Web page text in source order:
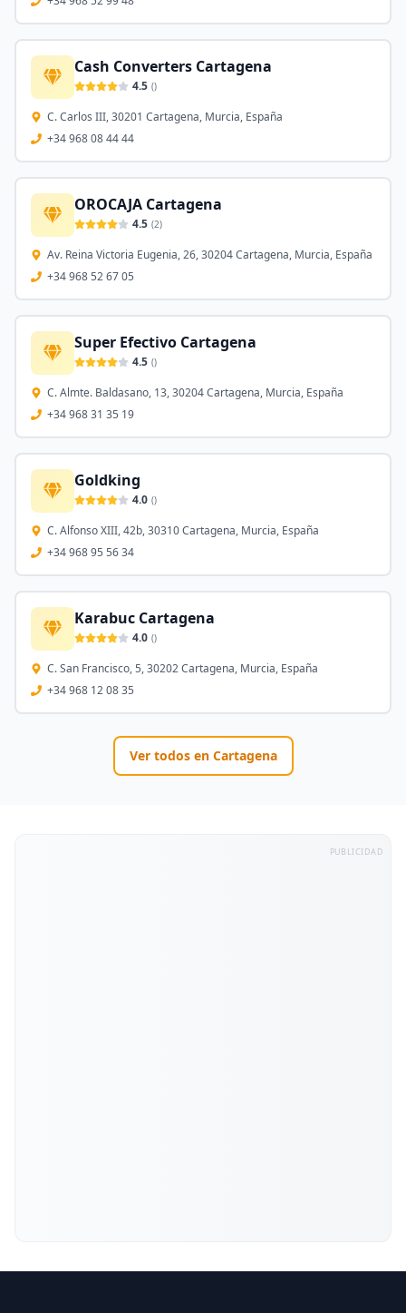
Cash Converters Cartagena
4.5 ()
C. Carlos III, 30201 Cartagena, Murcia, España
+34 968 08 44 44
OROCAJA Cartagena
4.5 (2)
Av. Reina Victoria Eugenia, 26, 30204 Cartagena, Murcia, España
+34 968 52 67 05
Super Efectivo Cartagena
4.5 ()
C. Almte. Baldasano, 13, 30204 Cartagena, Murcia, España
+34 968 31 35 19
Goldking
4.0 ()
C. Alfonso XIII, 42b, 30310 Cartagena, Murcia, España
+34 968 95 56 34
Karabuc Cartagena
4.0 ()
C. San Francisco, 5, 30202 Cartagena, Murcia, España
+34 968 12 08 35
Ver todos en Cartagena
PUBLICIDAD